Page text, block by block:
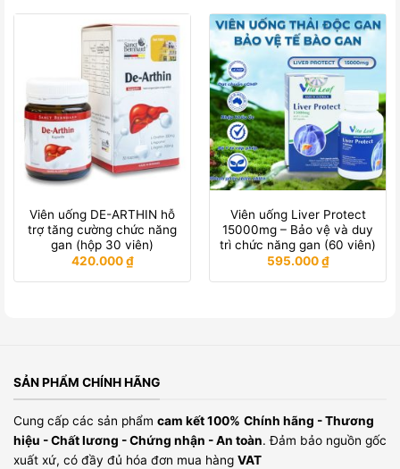
Viên uống DE-ARTHIN hỗ
trợ tăng cường chức năng
gan (hộp 30 viên)
420.000₫
Viên uống Liver Protect
15000mg – Bảo vệ và duy
trì chức năng gan (60 viên)
595.000₫
SẢN PHẨM CHÍNH HÃNG
Cung cấp các sản phẩm cam kết 100% Chính hãng - Thương
hiệu - Chất lương - Chứng nhận - An toàn. Đảm bảo nguồn gốc
xuất xứ, có đầy đủ hóa đơn mua hàng VAT